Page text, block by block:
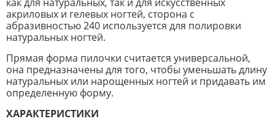
акриловых и гелевых ногтей, сторона с
абразивностью 240 используется для полировки
натуральных ногтей.
Прямая форма пилочки считается универсальной,
она предназначены для того, чтобы уменьшать длину
натуральных или нарощенных ногтей и придавать им
определенную форму.
ХАРАКТЕРИСТИКИ